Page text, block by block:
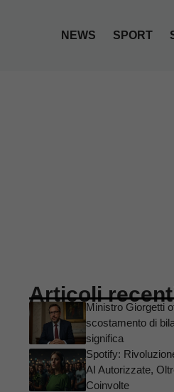
NEWS SPORT
Articoli
Ministro Giorgetti
scostamento di
significa
Spotify:
AI Autorizzate,
Coinvolte